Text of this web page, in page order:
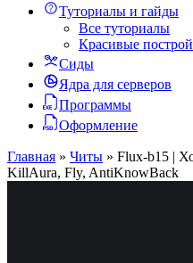
Туториалы и гайды
Все туториалы
Красивые
Сиды
Ядра для серверов
Программы
Оформление
Главная » Читы » Flux-b15 |
KillAura, Fly, AntiKnowBack